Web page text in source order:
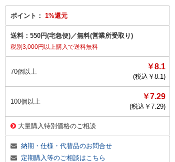
ポイント： 1%還元
送料： 550円(宅急便)／無料(営業所受取り)
税別3,000円以上購入で送料無料
70個以上
￥8.1
(税込￥ 8.1)
100個以上
￥7.29
(税込￥ 7.29)
大量購入特別価格のご相談
納期・仕様・代替品のお問合せ
定期購入等のご相談はこちら